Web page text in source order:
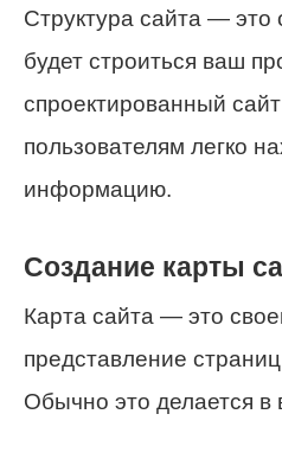
Структура сайта — это
будет строиться ваш
спроектированный
пользователям легко
информацию.
Создание карты
Карта сайта — это
представление
Обычно это делается в